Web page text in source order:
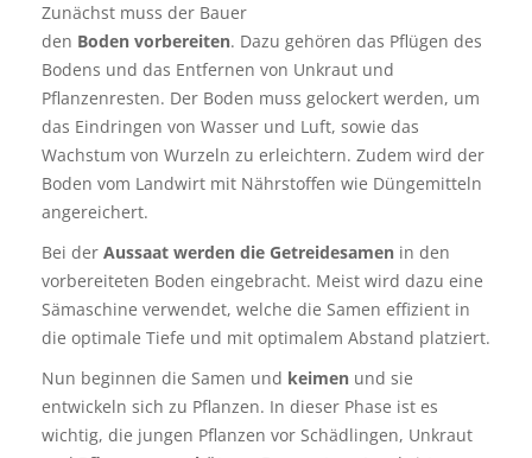
Zunächst muss der Bauer
den Boden vorbereiten. Dazu gehören das Pflügen des
Bodens und das Entfernen von Unkraut und
Pflanzenresten. Der Boden muss gelockert werden, um
das Eindringen von Wasser und Luft, sowie das
Wachstum von Wurzeln zu erleichtern. Zudem wird der
Boden vom Landwirt mit Nährstoffen wie Düngemitteln
angereichert.
Bei der Aussaat werden die Getreidesamen in den
vorbereiteten Boden eingebracht. Meist wird dazu eine
Sämaschine verwendet, welche die Samen effizient in
die optimale Tiefe und mit optimalem Abstand platziert.
Nun beginnen die Samen und keimen und sie
entwickeln sich zu Pflanzen. In dieser Phase ist es
wichtig, die jungen Pflanzen vor Schädlingen, Unkraut